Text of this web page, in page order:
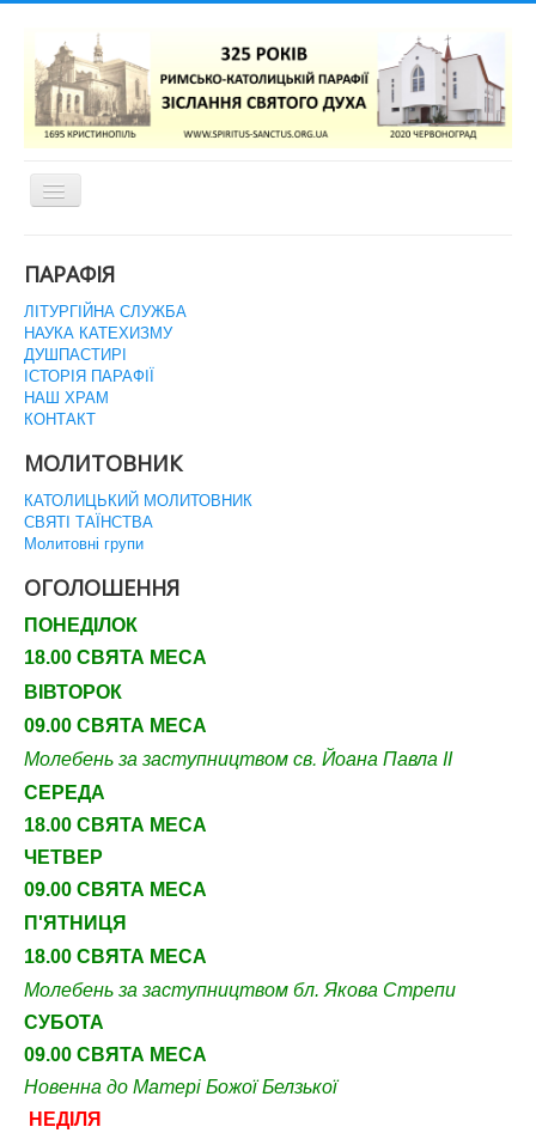
Перемикач
навігації
ПАРАФІЯ
ЛІТУРГІЙНА СЛУЖБА
НАУКА КАТЕХИЗМУ
ДУШПАСТИРІ
ІСТОРІЯ ПАРАФІЇ
НАШ ХРАМ
КОНТАКТ
МОЛИТОВНИК
КАТОЛИЦЬКИЙ МОЛИТОВНИК
СВЯТІ ТАЇНСТВА
Молитовні групи
ОГОЛОШЕННЯ
ПОНЕДІЛОК
18.00 СВЯТА МЕСА
ВІВТОРОК
09.00 СВЯТА МЕСА
Молебень за заступництвом св. Йоана Павла ІІ
СЕРЕДА
18.00 СВЯТА МЕСА
ЧЕТВЕР
09.00 СВЯТА МЕСА
П'ЯТНИЦЯ
18.00 СВЯТА МЕСА
Молебень за заступництвом бл. Якова Стрепи
СУБОТА
09.00 СВЯТА МЕСА
Новенна до Матері Божої Белзької
НЕДІЛЯ